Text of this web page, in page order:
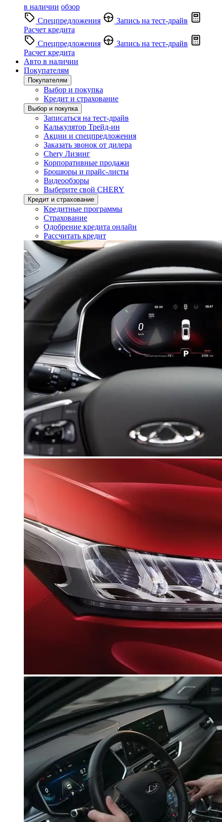
в наличии обзор
Спецпредложения
Запись на тест-драйв
Расчет кредита
Спецпредложения
Запись на тест-драйв
Расчет кредита
Авто в наличии
Покупателям
Покупателям
Выбор и покупка
Кредит и страхование
Выбор и покупка
Записаться на тест-драйв
Калькулятор Трейд-ин
Акции и спецпредложения
Заказать звонок от дилера
Chery Лизинг
Корпоративные продажи
Брошюры и прайс-листы
Видеообзоры
Выберите свой CHERY
Кредит и страхование
Кредитные программы
Страхование
Одобрение кредита онлайн
Рассчитать кредит